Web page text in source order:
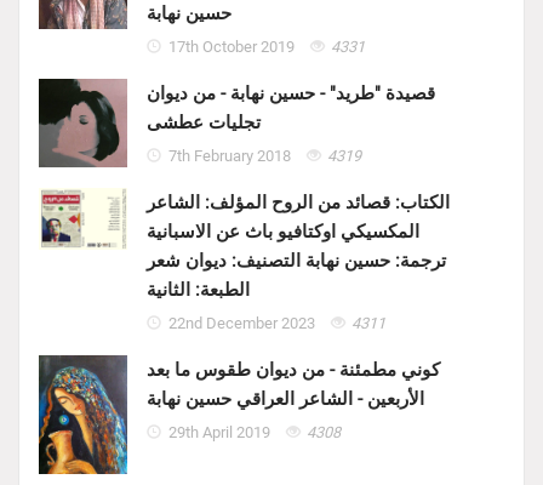
حسين نهابة
17th October 2019 4331
قصيدة "طريد" - حسين نهابة - من ديوان
تجليات عطشى
7th February 2018 4319
الكتاب: قصائد من الروح المؤلف: الشاعر
المكسيكي اوكتافيو باث عن الاسبانية
ترجمة: حسين نهابة التصنيف: ديوان شعر
الطبعة: الثانية
22nd December 2023 4311
كوني مطمئنة - من ديوان طقوس ما بعد
الأربعين - الشاعر العراقي حسين نهابة
29th April 2019 4308